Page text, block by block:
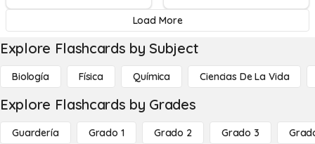
Load More
Explore Flashcards by Subject
Biología Física Química Ciencias De La Vida
Explore Flashcards by Grades
Guardería Grado 1 Grado 2 Grado 3